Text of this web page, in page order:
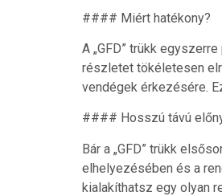
#### Miért hatékony?
A „GFD” trükk
részletet tökéletesen
vendégek érkezésére.
#### Hosszú távú
Bár a „GFD” trükk
elhelyezésében és a
kialakíthatsz egy olyan